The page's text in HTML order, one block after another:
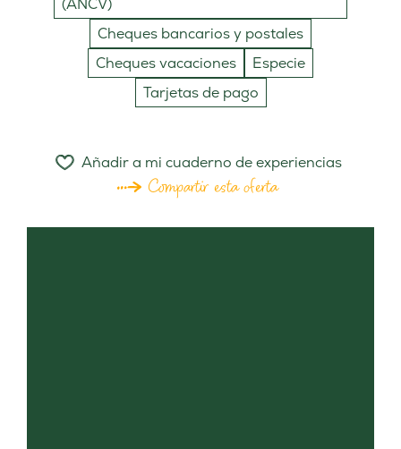
(ANCV)
Cheques bancarios y postales
Cheques vacaciones
Especie
Tarjetas de pago
Añadir a mi cuaderno de experiencias
Compartir esta oferta